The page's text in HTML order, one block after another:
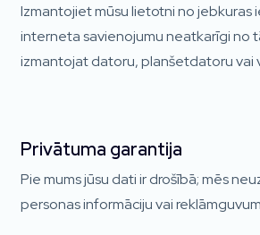
Izmantojiet mūsu lietotni no jebkuras
interneta savienojumu neatkarīgi no
izmantojat datoru, planšetdatoru vai
Privātuma garantija
Pie mums jūsu dati ir drošībā; mēs
personas informāciju vai